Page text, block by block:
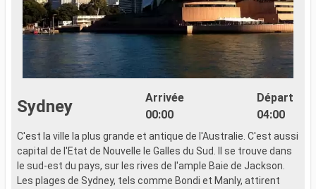
Sydney
Arrivée
00:00
Départ
04:00
C'est la ville la plus grande et antique de l'Australie. C'est aussi
capital de l'Etat de Nouvelle le Galles du Sud. Il se trouve dans
le sud-est du pays, sur les rives de l'ample Baie de Jackson.
Les plages de Sydney, tels comme Bondi et Manly, attirent